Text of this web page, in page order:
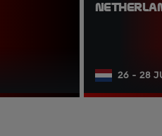
26 - 28